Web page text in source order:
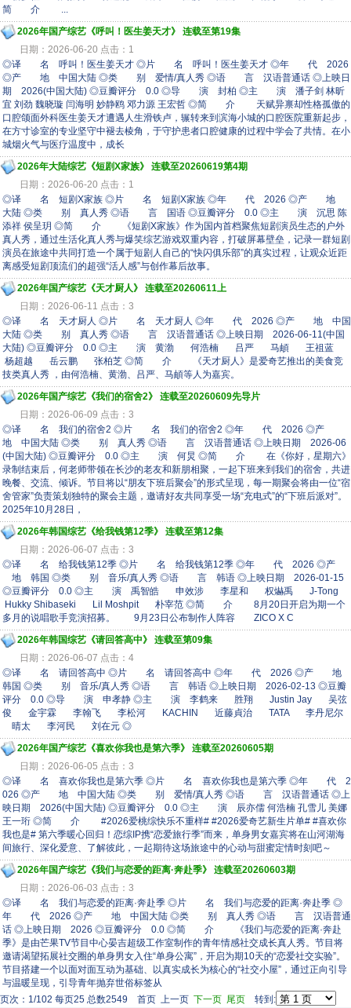
简 介 ...
2026年国产综艺《呼叫！医生姜天才》 连载至第19集
日期：2026-06-20 点击：1
◎译 名 呼叫！医生姜天才 ◎片 名 呼叫！医生姜天才 ◎年 代 2026
◎产 地 中国大陆 ◎类 别 爱情/真人秀 ◎语 言 汉语普通话 ◎上映日
期 2026(中国大陆) ◎豆瓣评分 0.0 ◎导 演 封柏 ◎主 演 潘子剑 林昕
宜 刘劲 魏晓璇 闫海明 妙静鸥 邓力源 王宏哲 ◎简 介 天赋异禀却性格孤傲的
口腔颌面外科医生姜天才遭遇人生滑铁卢，辗转来到滨海小城的口腔医院重新起步，
在方寸诊室的专业坚守中褪去棱角，于守护患者口腔健康的过程中学会了共情。在小
城烟火气与医疗温度中，成长
2026年大陆综艺《短剧X家族》 连载至20260619第4期
日期：2026-06-20 点击：1
◎译 名 短剧X家族 ◎片 名 短剧X家族 ◎年 代 2026 ◎产 地
大陆 ◎类 别 真人秀 ◎语 言 国语 ◎豆瓣评分 0.0 ◎主 演 沉思 陈
添祥 侯呈玥 ◎简 介 《短剧X家族》作为国内首档聚焦短剧演员生态的户外
真人秀，通过生活化真人秀与爆笑综艺游戏双重内容，打破屏幕壁垒，记录一群短剧
演员在旅途中共同打造一个属于短剧人自己的“快闪俱乐部”的真实过程，让观众近距
离感受短剧顶流们的超强“活人感”与创作幕后故事。
2026年国产综艺《天才厨人》 连载至20260611上
日期：2026-06-11 点击：3
◎译 名 天才厨人 ◎片 名 天才厨人 ◎年 代 2026 ◎产 地 中国
大陆 ◎类 别 真人秀 ◎语 言 汉语普通话 ◎上映日期 2026-06-11(中国
大陆) ◎豆瓣评分 0.0 ◎主 演 黄渤 何浩楠 吕严 马頔 王祖蓝
杨超越 岳云鹏 张柏芝 ◎简 介 《天才厨人》是爱奇艺推出的美食竞
技类真人秀 ，由何浩楠、黄渤、吕严、马頔等人为嘉宾。
2026年国产综艺《我们的宿舍2》 连载至20260609先导片
日期：2026-06-09 点击：3
◎译 名 我们的宿舍2 ◎片 名 我们的宿舍2 ◎年 代 2026 ◎产
地 中国大陆 ◎类 别 真人秀 ◎语 言 汉语普通话 ◎上映日期 2026-06
(中国大陆) ◎豆瓣评分 0.0 ◎主 演 何炅 ◎简 介 在《你好，星期六》
录制结束后，何老师带领在长沙的老友和新朋相聚，一起下班来到我们的宿舍，共进
晚餐、交流、倾诉。节目将以“朋友下班后聚会”的形式呈现，每一期聚会将由一位“宿
舍管家”负责策划独特的聚会主题，邀请好友共同享受一场“充电式”的“下班后派对”。
2025年10月28日，
2026年韩国综艺《给我钱第12季》 连载至第12集
日期：2026-06-07 点击：3
◎译 名 给我钱第12季 ◎片 名 给我钱第12季 ◎年 代 2026 ◎产
地 韩国 ◎类 别 音乐/真人秀 ◎语 言 韩语 ◎上映日期 2026-01-15
◎豆瓣评分 0.0 ◎主 演 禹智皓 申效涉 李星和 权爀禹 J-Tong
Hukky Shibaseki Lil Moshpit 朴宰范 ◎简 介 8月20日开启为期一个
多月的说唱歌手竞演招募。 9月23日公布制作人阵容 ZICO X C
2026年韩国综艺《请回答高中》 连载至第09集
日期：2026-06-07 点击：4
◎译 名 请回答高中 ◎片 名 请回答高中 ◎年 代 2026 ◎产 地
韩国 ◎类 别 音乐/真人秀 ◎语 言 韩语 ◎上映日期 2026-02-13 ◎豆瓣
评分 0.0 ◎导 演 申孝静 ◎主 演 李鹤来 胜翔 Justin Jay 吴弦
俊 金宇霖 李翰飞 李松河 KACHIN 近藤貞治 TATA 李丹尼尔
晴太 李河民 刘在元 ◎
2026年国产综艺《喜欢你我也是第六季》 连载至20260605期
日期：2026-06-05 点击：3
◎译 名 喜欢你我也是第六季 ◎片 名 喜欢你我也是第六季 ◎年 代 2
026 ◎产 地 中国大陆 ◎类 别 爱情/真人秀 ◎语 言 汉语普通话 ◎上
映日期 2026(中国大陆) ◎豆瓣评分 0.0 ◎主 演 辰亦儒 何浩楠 孔雪儿 美娜
王一珩 ◎简 介 #2026爱桃综快乐不重样# #2026爱奇艺新生片单# #喜欢你
我也是# 第六季暖心回归！恋综IP携“恋爱旅行季”而来，单身男女嘉宾将在山河湖海
间旅行、深化爱意、了解彼此，一起期待这场旅途中的心动与甜蜜定情时刻吧～
2026年国产综艺《我们与恋爱的距离·奔赴季》 连载至20260603期
日期：2026-06-03 点击：3
◎译 名 我们与恋爱的距离·奔赴季 ◎片 名 我们与恋爱的距离·奔赴季 ◎
年 代 2026 ◎产 地 中国大陆 ◎类 别 真人秀 ◎语 言 汉语普通
话 ◎上映日期 2026 ◎豆瓣评分 0.0 ◎简 介 《我们与恋爱的距离·奔赴
季》是由芒果TV节目中心晏吉超级工作室制作的青年情感社交成长真人秀。节目将
邀请渴望拓展社交圈的单身男女入住“单身公寓”，开启为期10天的“恋爱社交实验”。
节目搭建一个以面对面互动为基础、以真实成长为核心的“社交小屋”，通过正向引导
与温暖呈现，引导青年抛弃世俗标签从
页次：1/102 每页25 总数2549 首页 上一页 下一页 尾页 转到: